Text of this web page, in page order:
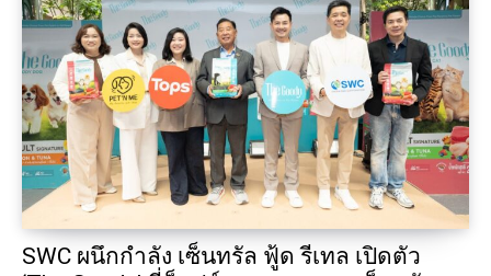
SWC ผนึกกำลัง เซ็นทรัล ฟู้ด รีเทล เปิดตัว